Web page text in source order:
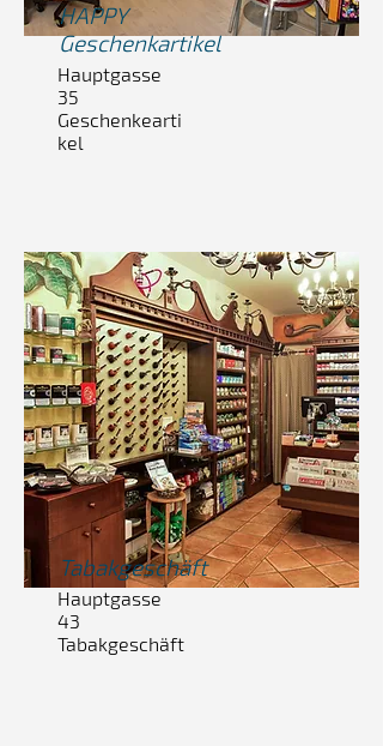
HAPPY
Geschenkartikel
Hauptgasse
35
Geschenkearti
kel
Tabakgeschäft
Hauptgasse
43
Tabakgeschäft